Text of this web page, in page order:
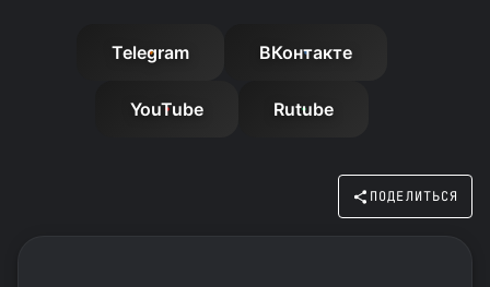
Telegram ВКонтакте
YouTube Rutube
ПОДЕЛИТЬСЯ